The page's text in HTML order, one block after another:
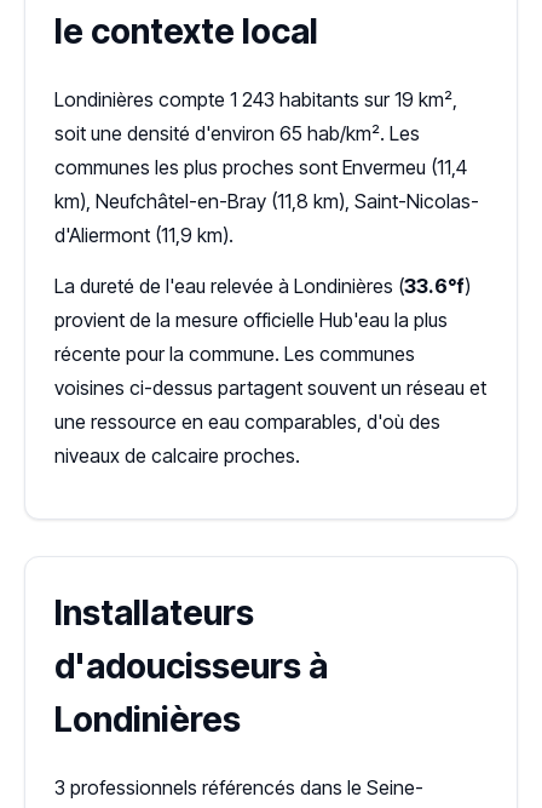
le contexte local
Londinières compte 1 243 habitants sur 19 km²,
soit une densité d'environ 65 hab/km². Les
communes les plus proches sont Envermeu (11,4
km), Neufchâtel-en-Bray (11,8 km), Saint-Nicolas-
d'Aliermont (11,9 km).
La dureté de l'eau relevée à Londinières (33.6°f)
provient de la mesure officielle Hub'eau la plus
récente pour la commune. Les communes
voisines ci-dessus partagent souvent un réseau et
une ressource en eau comparables, d'où des
niveaux de calcaire proches.
Installateurs
d'adoucisseurs à
Londinières
3 professionnels référencés dans le Seine-